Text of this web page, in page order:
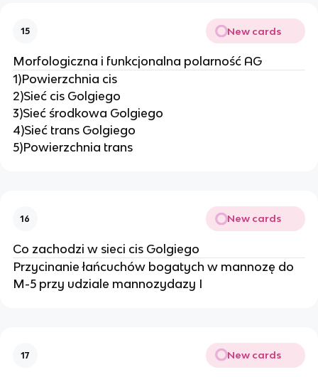
15 New cards
Morfologiczna i funkcjonalna polarność AG
1)Powierzchnia cis
2)Sieć cis Golgiego
3)Sieć środkowa Golgiego
4)Sieć trans Golgiego
5)Powierzchnia trans
16 New cards
Co zachodzi w sieci cis Golgiego
Przycinanie łańcuchów bogatych w mannozę do
M-5 przy udziale mannozydazy I
17 New cards